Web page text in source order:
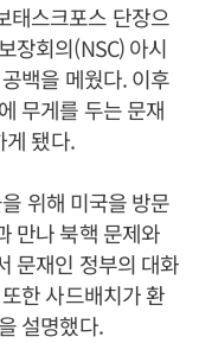
태스크포스 단장으
장회의(NSC) 아시
백을 메웠다. 이후
무게를 두는 문재
게 됐다.
위해 미국을 방문
만나 북핵 문제와
문재인 정부의 대화
한 사드배치가 환
설명했다.